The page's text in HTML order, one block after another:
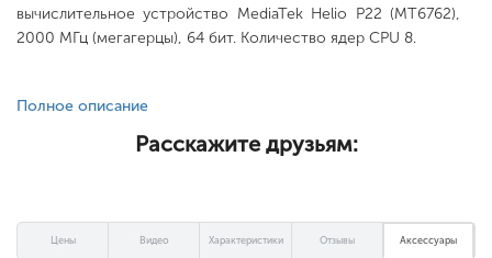
вычислительное устройство MediaTek Helio P22 (MT6762),
2000 МГц (мегагерцы), 64 бит. Количество ядер CPU 8.
Полное описание
Расскажите друзьям:
Цены Видео Характеристики Отзывы Аксессуары